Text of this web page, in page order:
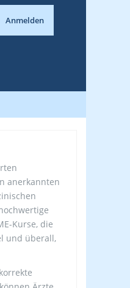
Anmelden
anerkannten
Kurse, die
und überall,